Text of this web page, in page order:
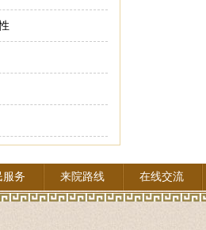
服务 来院路线 在线交流